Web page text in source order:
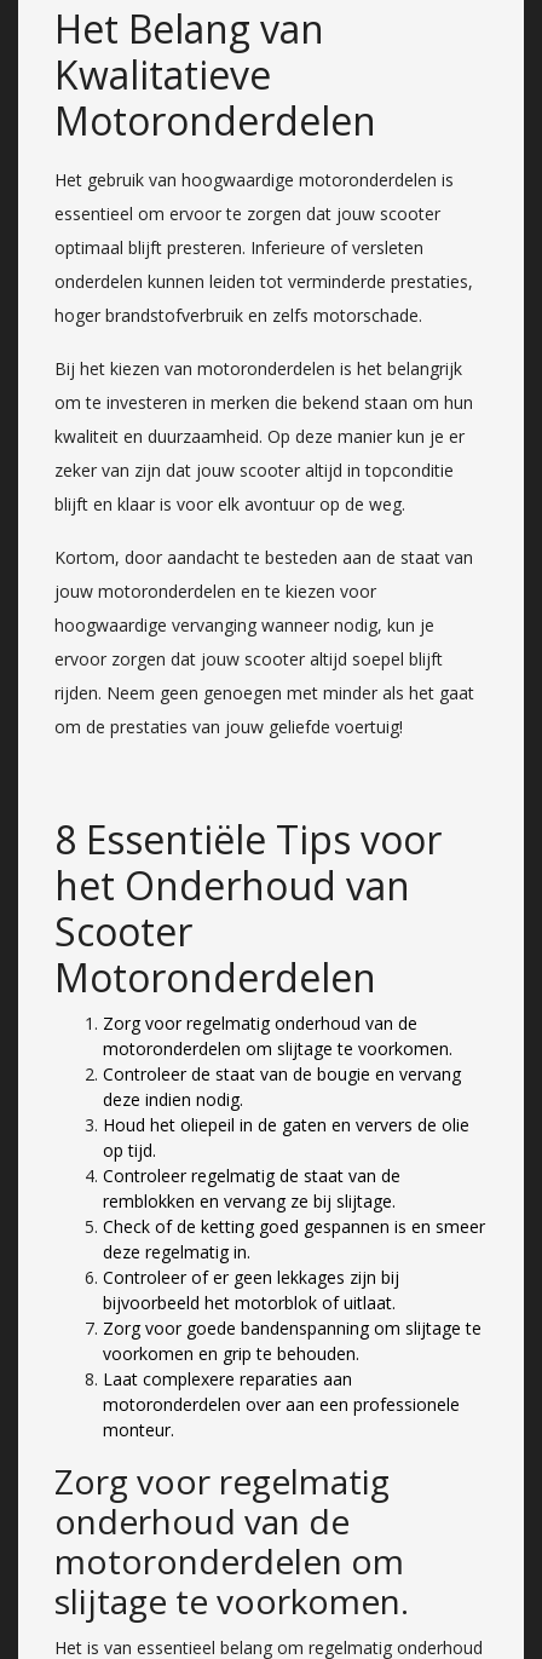
Het Belang van
Kwalitatieve
Motoronderdelen
Het gebruik van hoogwaardige motoronderdelen is
essentieel om ervoor te zorgen dat jouw scooter
optimaal blijft presteren. Inferieure of versleten
onderdelen kunnen leiden tot verminderde prestaties,
hoger brandstofverbruik en zelfs motorschade.
Bij het kiezen van motoronderdelen is het belangrijk
om te investeren in merken die bekend staan om hun
kwaliteit en duurzaamheid. Op deze manier kun je er
zeker van zijn dat jouw scooter altijd in topconditie
blijft en klaar is voor elk avontuur op de weg.
Kortom, door aandacht te besteden aan de staat van
jouw motoronderdelen en te kiezen voor
hoogwaardige vervanging wanneer nodig, kun je
ervoor zorgen dat jouw scooter altijd soepel blijft
rijden. Neem geen genoegen met minder als het gaat
om de prestaties van jouw geliefde voertuig!
8 Essentiële Tips voor
het Onderhoud van
Scooter
Motoronderdelen
Zorg voor regelmatig onderhoud van de
motoronderdelen om slijtage te voorkomen.
Controleer de staat van de bougie en vervang
deze indien nodig.
Houd het oliepeil in de gaten en ververs de olie
op tijd.
Controleer regelmatig de staat van de
remblokken en vervang ze bij slijtage.
Check of de ketting goed gespannen is en smeer
deze regelmatig in.
Controleer of er geen lekkages zijn bij
bijvoorbeeld het motorblok of uitlaat.
Zorg voor goede bandenspanning om slijtage te
voorkomen en grip te behouden.
Laat complexere reparaties aan
motoronderdelen over aan een professionele
monteur.
Zorg voor regelmatig
onderhoud van de
motoronderdelen om
slijtage te voorkomen.
Het is van essentieel belang om regelmatig onderhoud